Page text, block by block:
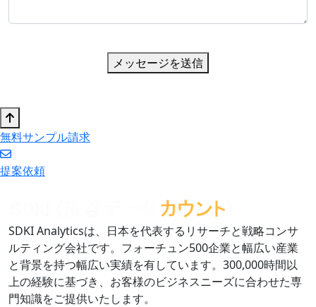
メッセージを送信
無料サンプル請求
提案依頼
SDKI Analyticsは、日本を代表するリサーチと戦略コンサ
ルティング会社です。フォーチュン500企業と幅広い産業
と背景を持つ幅広い実績を有しています。300,000時間以
上の経験に基づき、お客様のビジネスニーズに合わせた専
門知識をご提供いたします。